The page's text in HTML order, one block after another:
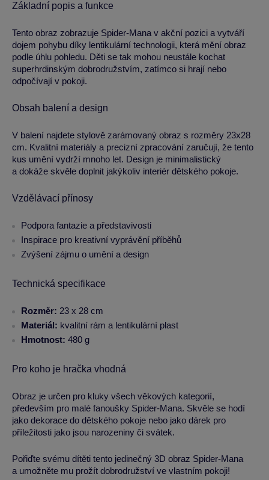
Základní popis a funkce
Tento obraz zobrazuje Spider-Mana v akční pozici a vytváří
dojem pohybu díky lentikulární technologii, která mění obraz
podle úhlu pohledu. Děti se tak mohou neustále kochat
superhrdinským dobrodružstvím, zatímco si hrají nebo
odpočívají v pokoji.
Obsah balení a design
V balení najdete stylově zarámovaný obraz s rozměry 23x28
cm. Kvalitní materiály a precizní zpracování zaručují, že tento
kus umění vydrží mnoho let. Design je minimalistický
a dokáže skvěle doplnit jakýkoliv interiér dětského pokoje.
Vzdělávací přínosy
Podpora fantazie a představivosti
Inspirace pro kreativní vyprávění příběhů
Zvýšení zájmu o umění a design
Technická specifikace
Rozměr: 23 x 28 cm
Materiál: kvalitní rám a lentikulární plast
Hmotnost: 480 g
Pro koho je hračka vhodná
Obraz je určen pro kluky všech věkových kategorií,
především pro malé fanoušky Spider-Mana. Skvěle se hodí
jako dekorace do dětského pokoje nebo jako dárek pro
příležitosti jako jsou narozeniny či svátek.
Pořiďte svému dítěti tento jedinečný 3D obraz Spider-Mana
a umožněte mu prožít dobrodružství ve vlastním pokoji!